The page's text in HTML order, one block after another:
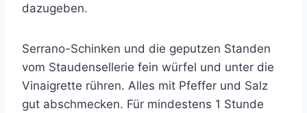
dazugeben.
Serrano-Schinken und die geputzen Standen
vom Staudensellerie fein würfel und unter die
Vinaigrette rühren. Alles mit Pfeffer und Salz
gut abschmecken. Für mindestens 1 Stunde